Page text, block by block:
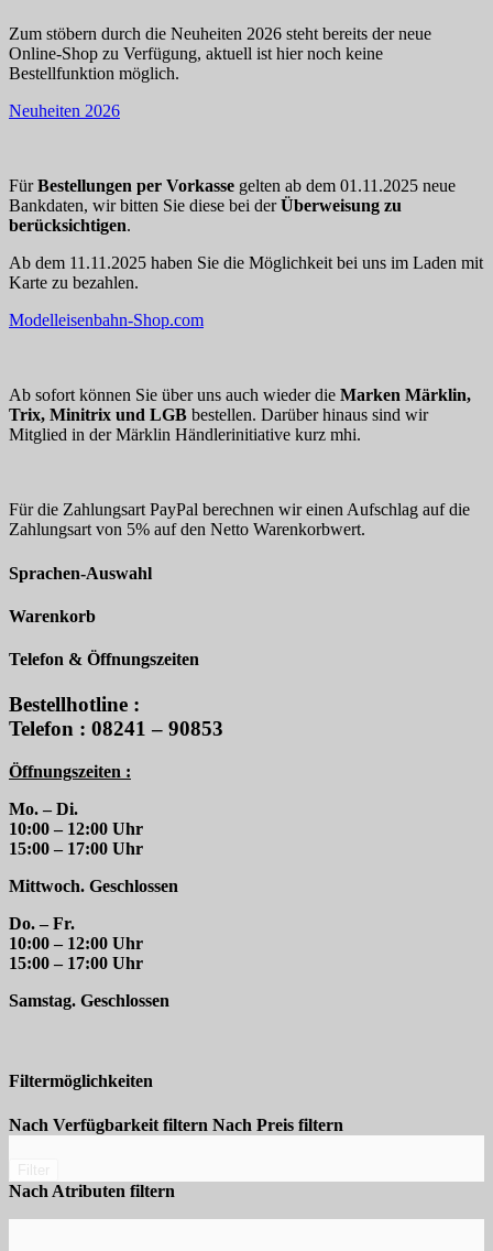
Zum stöbern durch die Neuheiten 2026 steht bereits der neue
Online-Shop zu Verfügung, aktuell ist hier noch keine
Bestellfunktion möglich.
Neuheiten 2026
FürBestellungen per Vorkasse gelten ab dem 01.11.2025 neue
Bankdaten, wir bitten Sie diese bei derÜberweisung zu
berücksichtigen.
Ab dem 11.11.2025 haben Sie die Möglichkeit bei uns im Laden mit
Karte zu bezahlen.
Modelleisenbahn-Shop.com
Ab sofort können Sie über uns auch wieder die Marken Märklin,
Trix, Minitrix und LGB bestellen. Darüber hinaus sind wir
Mitglied in der Märklin Händlerinitiative kurz mhi.
Für die Zahlungsart PayPal berechnen wir einen Aufschlag auf die
Zahlungsart von 5% auf den Netto Warenkorbwert.
Sprachen-Auswahl
Warenkorb
Telefon & Öffnungszeiten
Bestellhotline :
Telefon : 08241 – 90853
Öffnungszeiten :
Mo. – Di.
10:00 – 12:00 Uhr
15:00 – 17:00 Uhr
Mittwoch. Geschlossen
Do. – Fr.
10:00 – 12:00 Uhr
15:00 – 17:00 Uhr
Samstag. Geschlossen
Filtermöglichkeiten
Nach Verfügbarkeit filtern Nach Preis filtern
Nach Atributen filtern